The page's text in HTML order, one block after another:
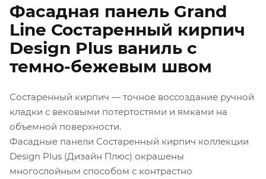
Фасадная панель Grand
Line Состаренный кирпич
Design Plus ваниль с
темно-бежевым швом
Состаренный кирпич — точное воссоздание ручной
кладки с вековыми потертостями и ямками на
объемной поверхности.
Фасадные панели Состаренный кирпич коллекции
Design Plus (Дизайн Плюс) окрашены
многослойным способом с контрастно